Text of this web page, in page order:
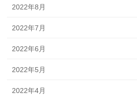
2022年8月
2022年7月
2022年6月
2022年5月
2022年4月